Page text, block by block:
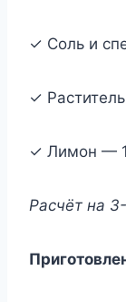
✓ Соль и
✓
✓ Лимон —
Расчёт на